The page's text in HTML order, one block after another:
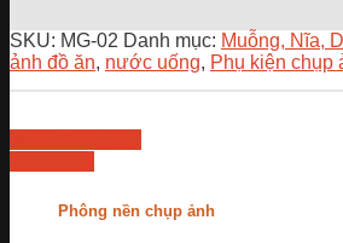
SKU: MG-02 Danh mục: Muỗng, Nĩa,
ảnh đồ ăn, nước uống, Phụ kiện chụp
Phông nền chụp ảnh